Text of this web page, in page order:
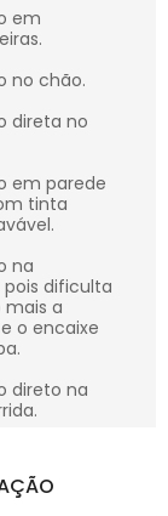
em
no chão.
direta no
em parede
tinta
na
pois dificulta
a
o encaixe
direto na